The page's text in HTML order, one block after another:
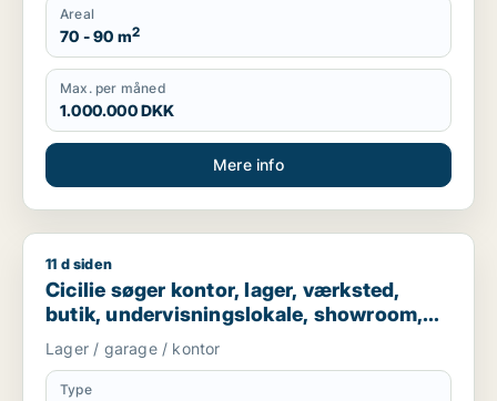
Areal
70 - 90 m2
Max. per måned
1.000.000 DKK
Mere info
Cicilie søger kontor, lager, værksted, butik,
11 d siden
Cicilie søger kontor, lager, værksted,
butik, undervisningslokale, showroom,
erhvervsgrund, produktionslokaler eller
garage til leje i Region Sjælland eller
Nordsjælland
Lager / garage / kontor
Type